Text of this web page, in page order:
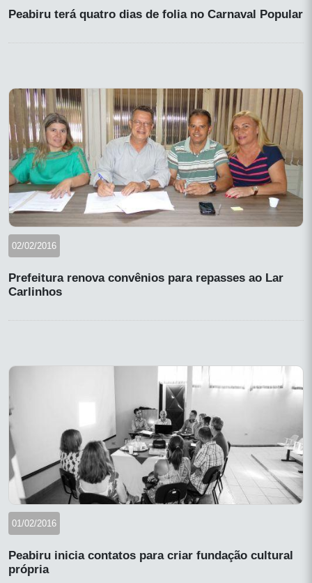
Peabiru terá quatro dias de folia no Carnaval Popular
02/02/2016
Prefeitura renova convênios para repasses ao Lar
Carlinhos
01/02/2016
Peabiru inicia contatos para criar fundação cultural
própria